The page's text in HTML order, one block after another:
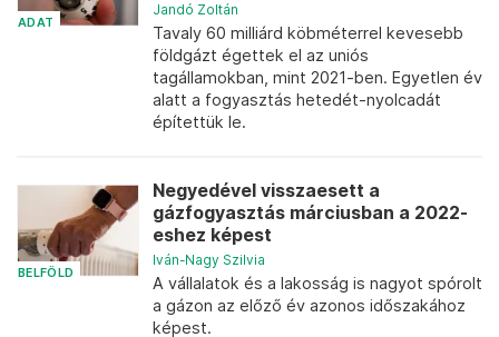
ADAT
Jandó Zoltán
Tavaly 60 milliárd köbméterrel kevesebb
földgázt égettek el az uniós
tagállamokban, mint 2021-ben. Egyetlen év
alatt a fogyasztás hetedét-nyolcadát
építettük le.
BELFÖLD
Negyedével visszaesett a
gázfogyasztás márciusban a 2022-
eshez képest
Iván-Nagy Szilvia
A vállalatok és a lakosság is nagyot spórolt
a gázon az előző év azonos időszakához
képest.